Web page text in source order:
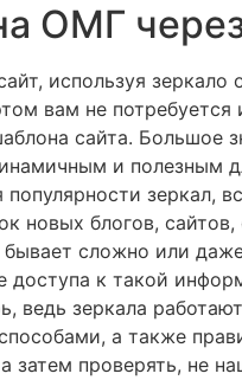
ОМГ
используя зеркало
вам не
сайта. Большое
и полезным
зеркал,
новых блогов,
сложно или
доступа к такой
ведь зеркала
а также
затем проверять, не